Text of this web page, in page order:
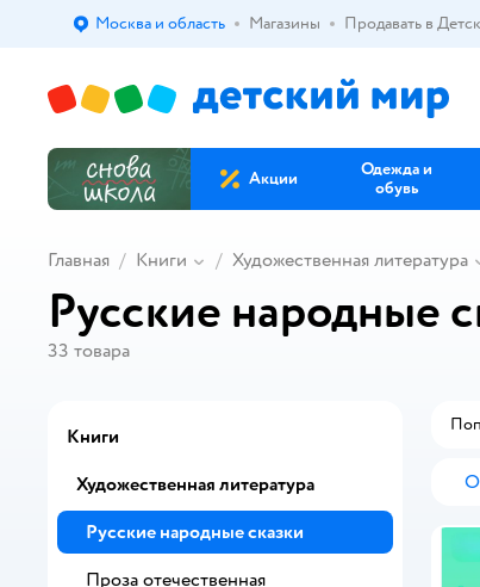
Выбор адреса доставки.
Москва и область Магазины Продавать в
Акции
Одежда и
обувь
Главная Книги Художественная литература
Русские народные
33 товара
Книги
Художественная литература
Русские народные сказки
Проза отечественная